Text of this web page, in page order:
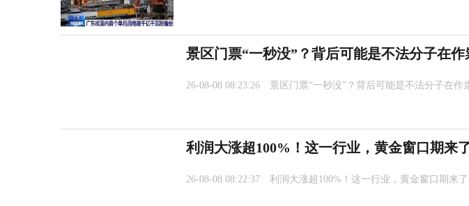
景区门票“一秒没”？背后可能是不法分子在作
26-08-08 08:23:26 景区门票“一秒没”？背后可能是不法分子在作
利润大涨超100%！这一行业，黄金窗口期来
26-08-08 08:22:37 利润大涨超100%！这一行业，黄金窗口期来了